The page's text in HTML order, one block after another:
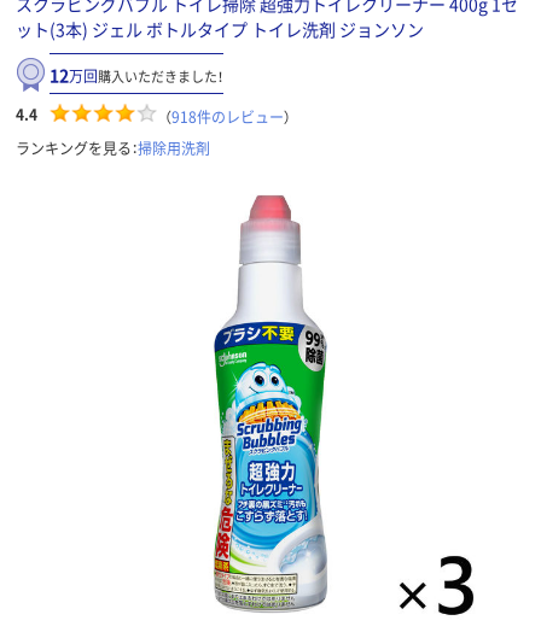
ット(3本) ジェル ボトルタイプ トイレ洗剤 ジョンソン
12万回購入いただきました！
4.4 （918件のレビュー）
ランキングを見る：掃除用洗剤